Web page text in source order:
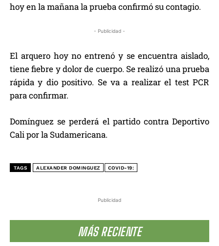
Publicidad
MÁS RECIENTE
hoy en la mañana la prueba confirmó su contagio.
- Publicidad -
El arquero hoy no entrenó y se encuentra aislado,
tiene fiebre y dolor de cuerpo. Se realizó una prueba
rápida y dio positivo. Se va a realizar el test PCR
para confirmar.
Domínguez se perderá el partido contra Deportivo
Cali por la Sudamericana.
TAGS ALEXANDER DOMINGUEZ COVID-19: